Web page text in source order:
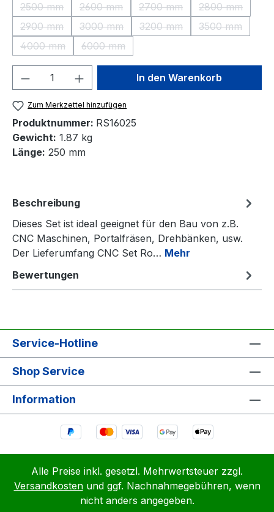
2500 mm
(Diese Option ist zurzeit nicht verfügbar.)
2600 mm
(Diese Option ist zurzeit nicht verfügbar.)
2700 mm
(Diese Option ist zurzeit
2800 mm
(Diese
2900 mm
(Diese Option ist zurzeit nicht verfügbar.)
3000 mm
(Diese Option ist zurzeit nicht verfügbar.)
3200 mm
(Diese Option ist zurzeit
3500 mm
(Diese
4000 mm
(Diese Option ist zurzeit nicht verfügbar.)
6000 mm
(Diese Option ist zurzeit nicht verfügbar.)
Produkt Anzahl: Gib denIn den Warenkorb
Zum Merkzettel hinzufügen
Produktnummer: RS16025
Gewicht: 1.87 kg
Länge: 250 mm
Beschreibung
Dieses Set ist ideal geeignet für den Bau von z.B.
CNC Maschinen, Portalfräsen, Drehbänken, usw.
Der Lieferumfang CNC Set Ro… Mehr
Bewertungen
Service-Hotline
Shop Service
Information
Alle Preise inkl. gesetzl. Mehrwertsteuer zzgl.
Versandkostenund ggf. Nachnahmegebühren, wenn
nicht anders angegeben.